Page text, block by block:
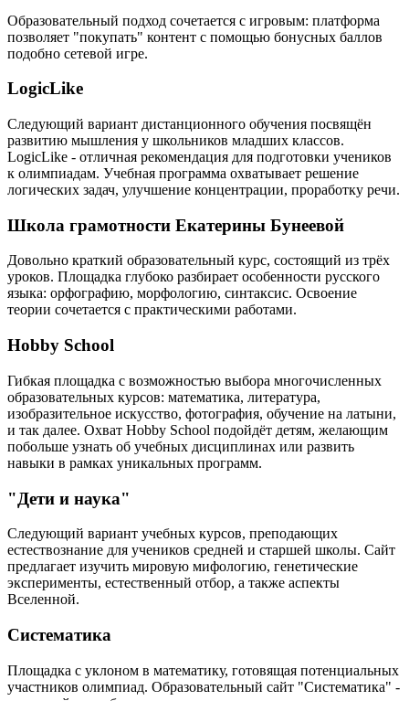
Образовательный подход сочетается с игровым: платформа
позволяет "покупать" контент с помощью бонусных баллов
подобно сетевой игре.
LogicLike
Следующий вариант дистанционного обучения посвящён
развитию мышления у школьников младших классов.
LogicLike - отличная рекомендация для подготовки учеников
к олимпиадам. Учебная программа охватывает решение
логических задач, улучшение концентрации, проработку речи.
Школа грамотности Екатерины Бунеевой
Довольно краткий образовательный курс, состоящий из трёх
уроков. Площадка глубоко разбирает особенности русского
языка: орфографию, морфологию, синтаксис. Освоение
теории сочетается с практическими работами.
Hobby School
Гибкая площадка с возможностью выбора многочисленных
образовательных курсов: математика, литература,
изобразительное искусство, фотография, обучение на латыни,
и так далее. Охват Hobby School подойдёт детям, желающим
побольше узнать об учебных дисциплинах или развить
навыки в рамках уникальных программ.
"Дети и наука"
Следующий вариант учебных курсов, преподающих
естествознание для учеников средней и старшей школы. Сайт
предлагает изучить мировую мифологию, генетические
эксперименты, естественный отбор, а также аспекты
Вселенной.
Систематика
Площадка с уклоном в математику, готовящая потенциальных
участников олимпиад. Образовательный сайт "Систематика" -